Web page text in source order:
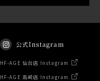
公式Instagram
HF-AGE 仙台店 Instagram
HF-AGE 高崎店 Instagram